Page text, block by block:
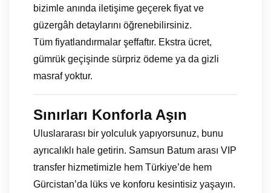
bizimle anında iletişime geçerek fiyat ve
güzergâh detaylarını öğrenebilirsiniz.
Tüm fiyatlandırmalar şeffaftır. Ekstra ücret,
gümrük geçişinde sürpriz ödeme ya da gizli
masraf yoktur.
Sınırları Konforla Aşın
Uluslararası bir yolculuk yapıyorsunuz, bunu
ayrıcalıklı hale getirin. Samsun Batum arası VIP
transfer hizmetimizle hem Türkiye’de hem
Gürcistan’da lüks ve konforu kesintisiz yaşayın.